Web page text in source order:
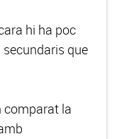
hi ha poc
que
comparat la